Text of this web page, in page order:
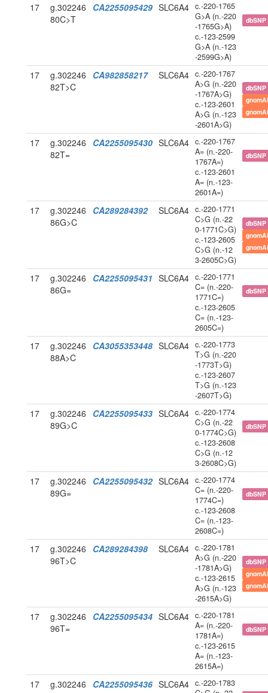
17
g.302246
80C>T
CA2255095429 SLC6A4 c.-220-1765
G>A (n.-220
-1765G>A)
c.-123-2599
G>A (n.-123
-2599G>A)
dbSNP
17
g.302246
82T>C
CA982858217 SLC6A4 c.-220-1767
A>G (n.-220
-1767A>G)
c.-123-2601
A>G (n.-123
-2601A>G)
dbSNP
17
g.302246
82T=
CA2255095430 SLC6A4 c.-220-1767
A= (n.-220-
1767A=)
c.-123-2601
A= (n.-123-
2601A=)
dbSNP
17
g.302246
86G>C
CA289284392 SLC6A4 c.-220-1771
C>G (n.-22
0-1771C>G)
c.-123-2605
C>G (n.-12
3-2605C>G)
dbSNP
17
g.302246
86G=
CA2255095431 SLC6A4 c.-220-1771
C= (n.-220-
1771C=)
c.-123-2605
C= (n.-123-
2605C=)
dbSNP
17
g.302246
88A>C
CA3055353448 SLC6A4 c.-220-1773
T>G (n.-220
-1773T>G)
c.-123-2607
T>G (n.-123
-2607T>G)
17
g.302246
89G>C
CA2255095433 SLC6A4 c.-220-1774
C>G (n.-22
0-1774C>G)
c.-123-2608
C>G (n.-12
3-2608C>G)
dbSNP
17
g.302246
89G=
CA2255095432 SLC6A4 c.-220-1774
C= (n.-220-
1774C=)
c.-123-2608
C= (n.-123-
2608C=)
dbSNP
17
g.302246
96T>C
CA289284398 SLC6A4 c.-220-1781
A>G (n.-220
-1781A>G)
c.-123-2615
A>G (n.-123
-2615A>G)
dbSNP
17
g.302246
96T=
CA2255095434 SLC6A4 c.-220-1781
A= (n.-220-
1781A=)
c.-123-2615
A= (n.-123-
2615A=)
dbSNP
17
g.302246
CA2255095436 SLC6A4 c.-220-1783